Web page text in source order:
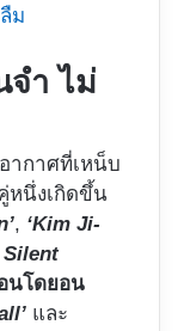
ม
จำ ไม่
ากาศที่เหน็บ
หนึ่งเกิดขึ้น
, ‘Kim Ji-
Silent
นโดยอน
และ